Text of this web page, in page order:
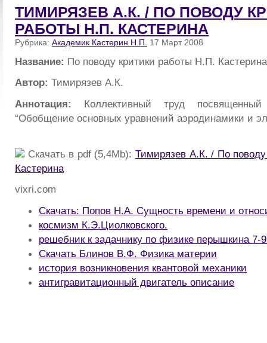
ТИМИРЯЗЕВ А.К. / ПО ПОВОДУ
РАБОТЫ Н.П. КАСТЕРИНА
Рубрика: Академик Кастерин Н.П. 17 Март 2008
Название: По поводу критики работы Н.П. Кастерина
Автор: Тимирязев А.К.
Аннотация: Коллективный труд посвященный
“Обобщение основных уравнений аэродинамики и
Скачать в pdf (5,4Mb): Тимирязев А.К. / По
Кастерина
vixri.com
Скачать: Попов Н.А. Сущность времени и
космизм К.Э.Циолковского.
решебник к задачнику по физике перышкина 7-
Скачать Блинов В.Ф. Физика материи
история возникновения квантовой механики
антигравитационный двигатель описание